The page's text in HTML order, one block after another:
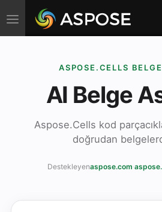
Toggle
navigation
ASPOSE.CELLS
AI Belge
Aspose.Cells kod
doğrudan
Destekleyenaspose.com·